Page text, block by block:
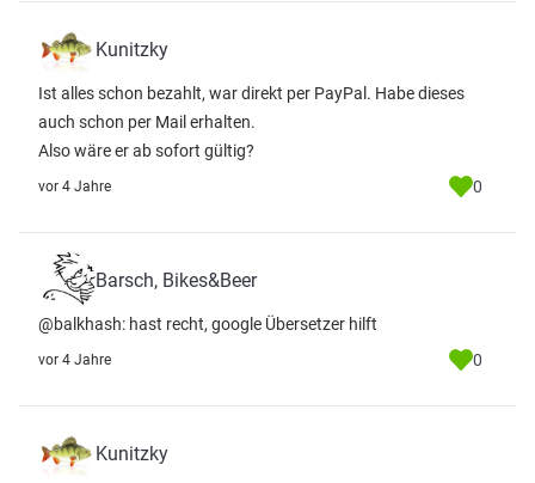
Kunitzky
Ist alles schon bezahlt, war direkt per PayPal. Habe dieses
auch schon per Mail erhalten.
Also wäre er ab sofort gültig?
vor 4 Jahre 0
Barsch, Bikes&Beer
@balkhash: hast recht, google Übersetzer hilft
vor 4 Jahre 0
Kunitzky